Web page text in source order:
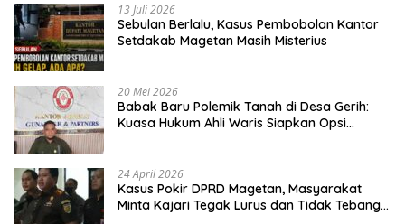
13 Juli 2026
Sebulan Berlalu, Kasus Pembobolan Kantor
Setdakab Magetan Masih Misterius
20 Mei 2026
Babak Baru Polemik Tanah di Desa Gerih:
Kuasa Hukum Ahli Waris Siapkan Opsi
24 April 2026
Kasus Pokir DPRD Magetan, Masyarakat
Minta Kajari Tegak Lurus dan Tidak Tebang